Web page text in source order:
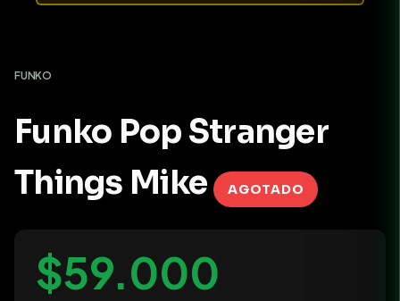
FUNKO
Funko Pop Stranger
Things Mike
AGOTADO
$59.000